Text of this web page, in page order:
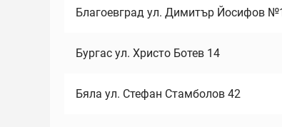
Благоевград ул. Димитър Йосифов
Бургас ул. Христо Ботев 14
Бяла ул. Стефан Стамболов 42